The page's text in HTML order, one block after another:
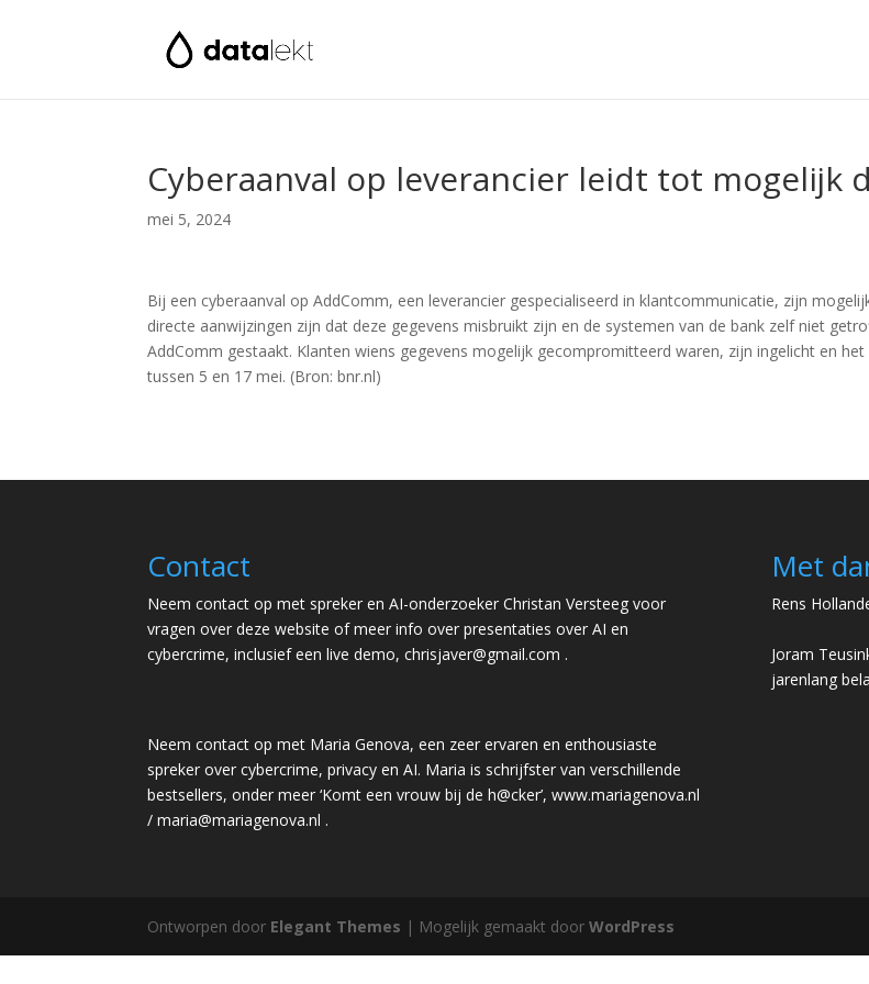
Cyberaanval op leverancier leidt tot mogelijk
mei 5, 2024
Bij een cyberaanval op AddComm, een leverancier gespecialiseerd in klantcommunicatie, zijn
directe aanwijzingen zijn dat deze gegevens misbruikt zijn en de systemen van de bank zelf niet
AddComm gestaakt. Klanten wiens gegevens mogelijk gecompromitteerd waren, zijn ingelicht en
tussen 5 en 17 mei. (Bron: bnr.nl)
Contact
Neem contact op met spreker en AI-onderzoeker Christan Versteeg voor
vragen over deze website of meer info over presentaties over AI en
cybercrime, inclusief een live demo,chrisjaver@gmail.com .
Neem contact op met Maria Genova, een zeer ervaren en enthousiaste
spreker over cybercrime, privacy en AI. Maria is schrijfster van verschillende
bestsellers, onder meer ‘Komt een vrouw bij de h@cker’,www.mariagenova.nl
/maria@mariagenova.nl .
Met
Rens
Joram
jarenlang
Ontworpen door Elegant Themes | Mogelijk gemaakt doorWordPress